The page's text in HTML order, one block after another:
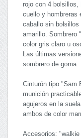
rojo con 4 bolsillos,
cuello y hombreras
caballo sin
amarillo. Sombrero
color gris claro u
Las últimas
sombrero de goma.
Cinturón tipo "Sam
munición
agujeros en la
ambos de color
Accesorios: